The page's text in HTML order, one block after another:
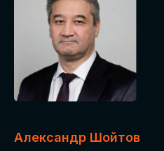
Александр Шойтов